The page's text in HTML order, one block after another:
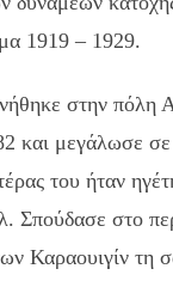
1919 – 1929.
στην πόλη
και μεγάλωσε σε
του ήταν
Σπούδασε στο
Καραουιγίν τη